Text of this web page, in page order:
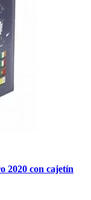
2020 con cajetín